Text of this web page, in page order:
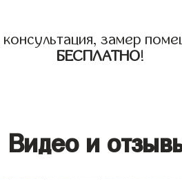
замер
БЕСПЛАТНО!
Видео и